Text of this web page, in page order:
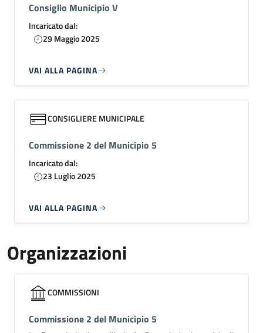
Consiglio Municipio V
Incaricato dal:
29 Maggio 2025
VAI ALLA PAGINA
CONSIGLIERE MUNICIPALE
Commissione 2 del Municipio 5
Incaricato dal:
23 Luglio 2025
VAI ALLA PAGINA
Organizzazioni
COMMISSIONI
Commissione 2 del Municipio 5